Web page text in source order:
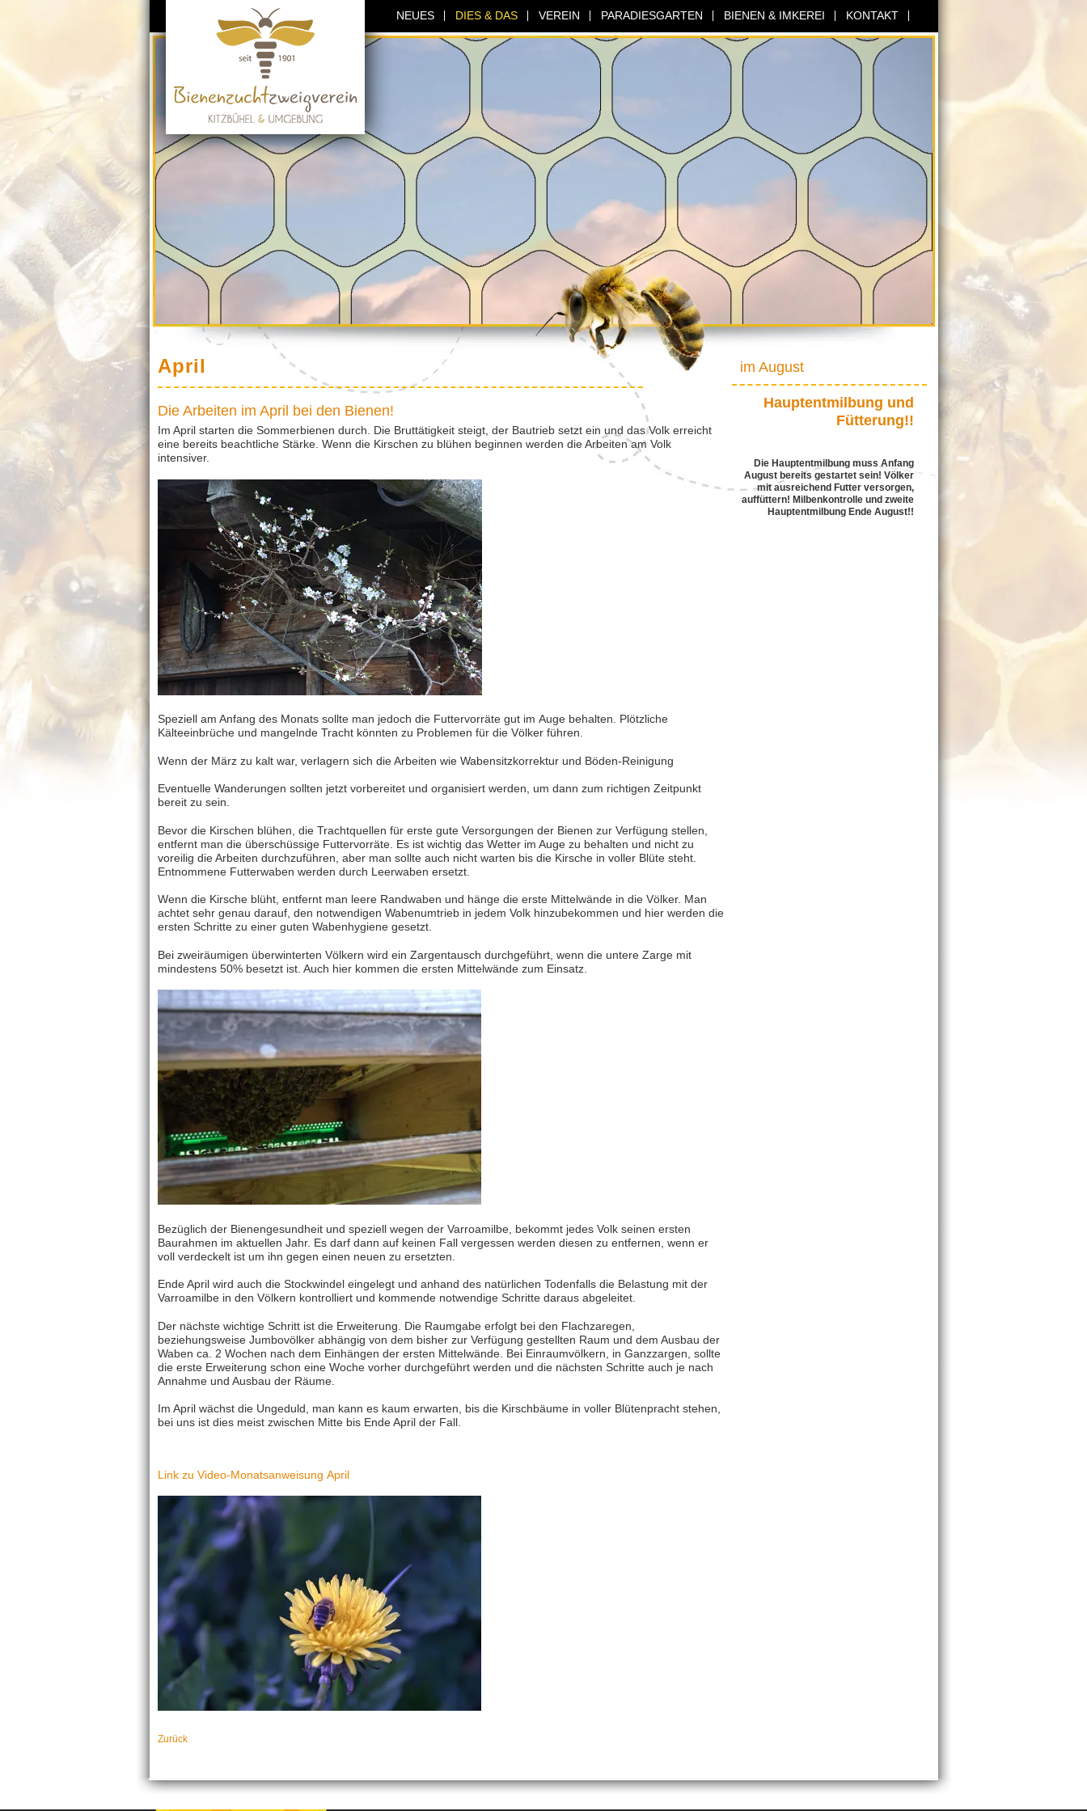
NEUES DIES & DAS VEREIN PARADIESGARTEN BIENEN & IMKEREI KONTAKT
April
Die Arbeiten im April bei den Bienen!
Im April starten die Sommerbienen durch. Die Bruttätigkeit steigt, der Bautrieb setzt ein und das Volk erreicht
eine bereits beachtliche Stärke. Wenn die Kirschen zu blühen beginnen werden die Arbeiten am Volk
intensiver.
Speziell am Anfang des Monats sollte man jedoch die Futtervorräte gut im Auge behalten. Plötzliche
Kälteeinbrüche und mangelnde Tracht könnten zu Problemen für die Völker führen.
Wenn der März zu kalt war, verlagern sich die Arbeiten wie Wabensitzkorrektur und Böden-Reinigung
Eventuelle Wanderungen sollten jetzt vorbereitet und organisiert werden, um dann zum richtigen Zeitpunkt
bereit zu sein.
Bevor die Kirschen blühen, die Trachtquellen für erste gute Versorgungen der Bienen zur Verfügung stellen,
entfernt man die überschüssige Futtervorräte. Es ist wichtig das Wetter im Auge zu behalten und nicht zu
voreilig die Arbeiten durchzuführen, aber man sollte auch nicht warten bis die Kirsche in voller Blüte steht.
Entnommene Futterwaben werden durch Leerwaben ersetzt.
Wenn die Kirsche blüht, entfernt man leere Randwaben und hänge die erste Mittelwände in die Völker. Man
achtet sehr genau darauf, den notwendigen Wabenumtrieb in jedem Volk hinzubekommen und hier werden die
ersten Schritte zu einer guten Wabenhygiene gesetzt.
Bei zweiräumigen überwinterten Völkern wird ein Zargentausch durchgeführt, wenn die untere Zarge mit
mindestens 50% besetzt ist. Auch hier kommen die ersten Mittelwände zum Einsatz.
Bezüglich der Bienengesundheit und speziell wegen der Varroamilbe, bekommt jedes Volk seinen ersten
Baurahmen im aktuellen Jahr. Es darf dann auf keinen Fall vergessen werden diesen zu entfernen, wenn er
voll verdeckelt ist um ihn gegen einen neuen zu ersetzten.
Ende April wird auch die Stockwindel eingelegt und anhand des natürlichen Todenfalls die Belastung mit der
Varroamilbe in den Völkern kontrolliert und kommende notwendige Schritte daraus abgeleitet.
Der nächste wichtige Schritt ist die Erweiterung. Die Raumgabe erfolgt bei den Flachzaregen,
beziehungsweise Jumbovölker abhängig von dem bisher zur Verfügung gestellten Raum und dem Ausbau der
Waben ca. 2 Wochen nach dem Einhängen der ersten Mittelwände. Bei Einraumvölkern, in Ganzzargen, sollte
die erste Erweiterung schon eine Woche vorher durchgeführt werden und die nächsten Schritte auch je nach
Annahme und Ausbau der Räume.
Im April wächst die Ungeduld, man kann es kaum erwarten, bis die Kirschbäume in voller Blütenpracht stehen,
bei uns ist dies meist zwischen Mitte bis Ende April der Fall.
Link zu Video-Monatsanweisung April
Zurück
im August
Hauptentmilbung und
Fütterung!!
Die Hauptentmilbung muss Anfang
August bereits gestartet sein! Völker
mit ausreichend Futter versorgen,
auffüttern! Milbenkontrolle und zweite
Hauptentmilbung Ende August!!